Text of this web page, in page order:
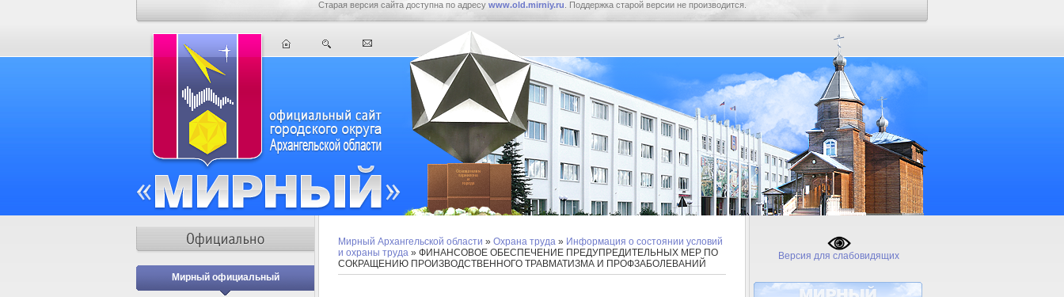
Старая версия сайта доступна по адресу www.old.mirniy.ru . Поддержка старой версии не производится.
Мирный официальный
Мирный Архангельской области » Охрана труда » Информация о состоянии условий
и охраны труда » ФИНАНСОВОЕ ОБЕСПЕЧЕНИЕ ПРЕДУПРЕДИТЕЛЬНЫХ МЕР ПО
СОКРАЩЕНИЮ ПРОИЗВОДСТВЕННОГО ТРАВМАТИЗМА И ПРОФЗАБОЛЕВАНИЙ
Версия для слабовидящих